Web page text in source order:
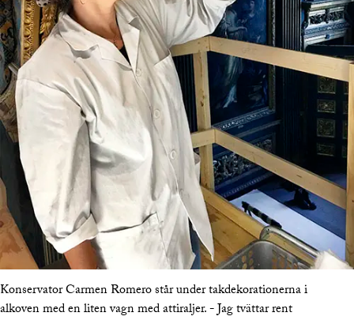
Konservator Carmen Romero står under takdekorationerna i
alkoven med en liten vagn med attiraljer. - Jag tvättar rent